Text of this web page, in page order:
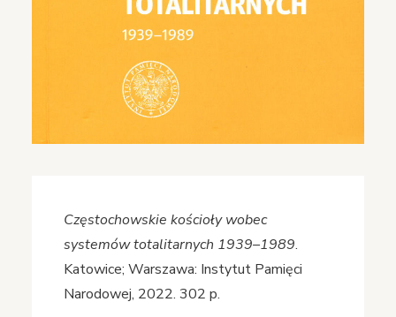
Częstochowskie kościoły wobec
systemów totalitarnych 1939–1989.
Katowice; Warszawa: Instytut Pamięci
Narodowej, 2022. 302 p.